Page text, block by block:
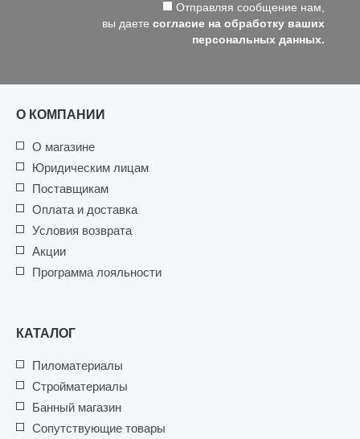
Отправляя сообщение нам,
вы даете согласие на обработку ваших
персональных данных.
О КОМПАНИИ
О магазине
Юридическим лицам
Поставщикам
Оплата и доставка
Условия возврата
Акции
Программа лояльности
КАТАЛОГ
Пиломатериалы
Стройматериалы
Банный магазин
Сопутствующие товары